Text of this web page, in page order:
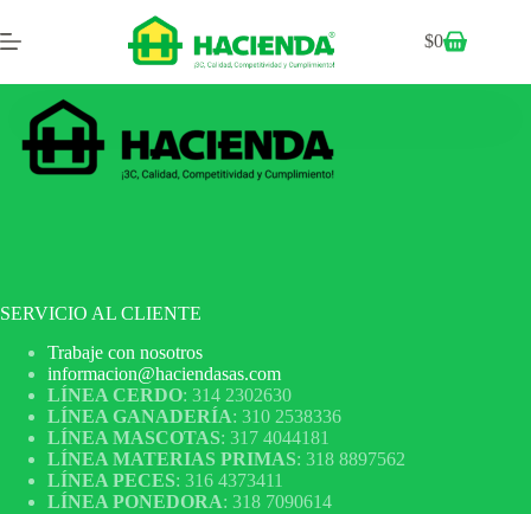
$0
SERVICIO AL CLIENTE
Trabaje con nosotros
informacion@haciendasas.com
LÍNEA CERDO: 314 2302630
LÍNEA GANADERÍA: 310 2538336
LÍNEA MASCOTAS: 317 4044181
LÍNEA MATERIAS PRIMAS: 318 8897562
LÍNEA PECES: 316 4373411
LÍNEA PONEDORA: 318 7090614